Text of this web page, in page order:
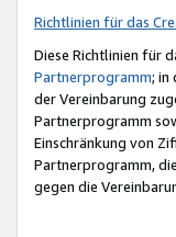
Richtlinien für das
Diese Richtlinien für
Partnerprogramm; in
der Vereinbarung
Partnerprogramm
Einschränkung von
Partnerprogramm,
gegen die